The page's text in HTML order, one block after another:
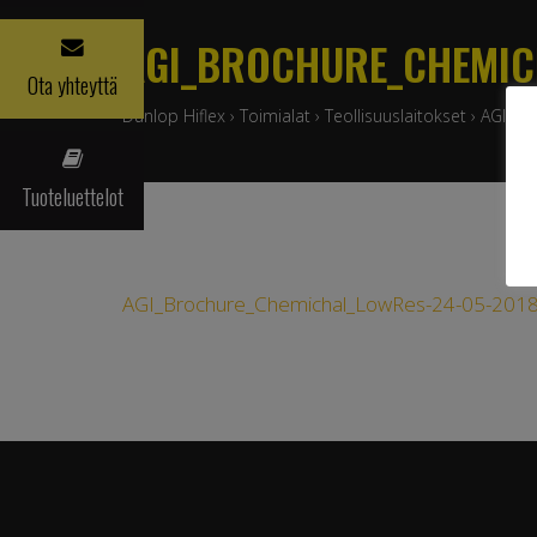
Ota yhteyttä
Tuoteluettelot
Dunlop Hiflex › Toimialat › Teollisuuslaitokset ›
AGI_Brochure_Chemichal_LowRes-24-05-2018